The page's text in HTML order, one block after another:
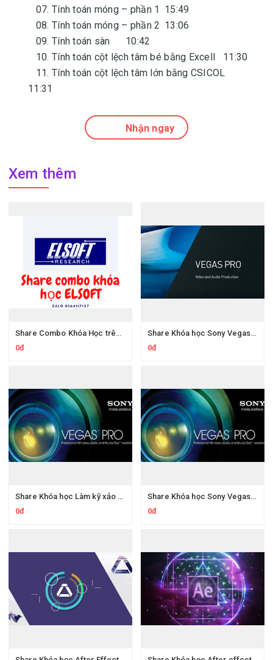
07. Tính toán móng – phần 1 15:49
08. Tính toán móng – phần 2 13:06
09. Tính toán sàn
10:42
10. Tính toán cột lệch tâm bé bằng Excell
11:30
11. Tính toán cột lệch tâm lớn bằng CSICOL
11:31
Nhận ngay
Xem thêm
Share Combo Khóa Học trên Elsoft.vn
0đ
Share Khóa học Sony Vegas Biên tập Video Tập 2 Các hiệu ứng
0đ
Share Khóa học Làm kỹ xảo Nuke Foundry cơ bản
0đ
Share Khóa học Sony Vegas Biên tập VideoTập 1 Cơ bản
0đ